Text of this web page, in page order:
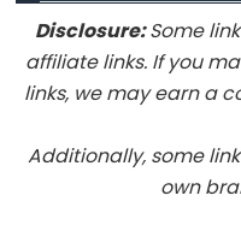
Constants
상
부
Disclosure:Some
affiliate links. If you
links, we may earn a
Additionally, some
own